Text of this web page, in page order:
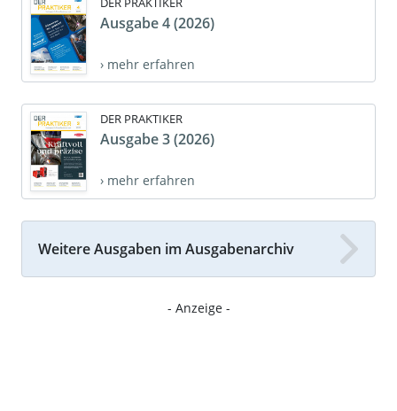
Ausgabe 4 (2026)
› mehr erfahren
DER PRAKTIKER
Ausgabe 3 (2026)
› mehr erfahren
Weitere Ausgaben im Ausgabenarchiv
- Anzeige -